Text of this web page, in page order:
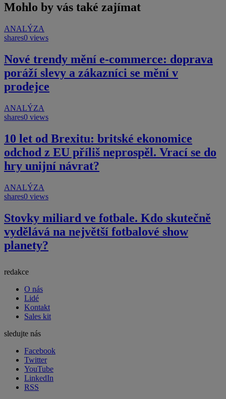
Mohlo by vás také zajímat
ANALÝZA
shares0 views
Nové trendy mění e-commerce: doprava
poráží slevy a zákazníci se mění v
prodejce
ANALÝZA
shares0 views
10 let od Brexitu: britské ekonomice
odchod z EU příliš neprospěl. Vrací se do
hry unijní návrat?
ANALÝZA
shares0 views
Stovky miliard ve fotbale. Kdo skutečně
vydělává na největší fotbalové show
planety?
redakce
O nás
Lidé
Kontakt
Sales kit
sledujte nás
Facebook
Twitter
YouTube
LinkedIn
RSS